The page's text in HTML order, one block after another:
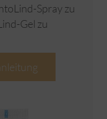
Spray zu
Gel zu